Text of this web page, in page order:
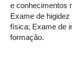
e conhecimentos
Exame de
física; Exame de
formação.